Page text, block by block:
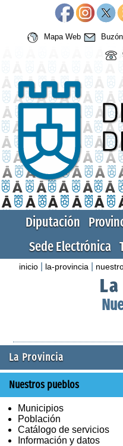
Mapa Web Buzón
Diputación
Sede Electrónica
inicio la-provincia
La Provincia
Nuestros pueblos
Municipios
Población
Catálogo de servicios
Información y datos